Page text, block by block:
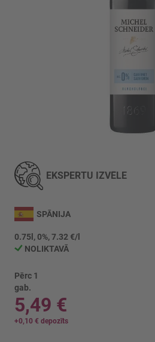
uz
galerijas
sākumu
EKSPERTU IZVĒLE
SPĀNIJA
0.75l, 0%, 7.32 €/l
NOLIKTAVĀ
Pērc 1
gab.
5,49 €
+0,10 € depozīts